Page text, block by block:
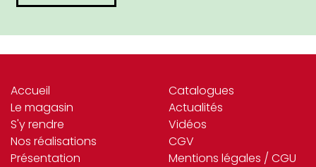
Accueil
Le magasin
S'y rendre
Nos réalisations
Présentation
Catalogues
Actualités
Vidéos
CGV
Mentions légales / CGU